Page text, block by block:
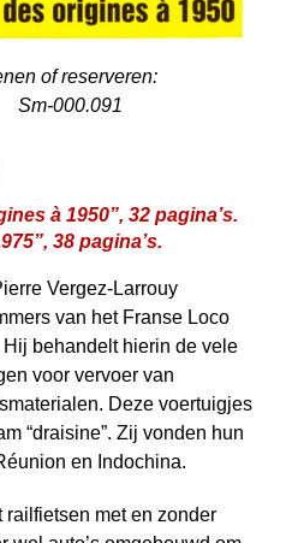
of reserveren:
Sm-000.091
à 1950”, 32 pagina’s.
38 pagina’s.
Vergez-Larrouy
van het Franse Loco
behandelt hierin de vele
voor vervoer van
Deze voertuigjes
“draisine”. Zij vonden hun
en Indochina.
met en zonder